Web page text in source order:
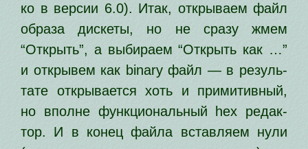
ко в вер­сии 6.0). Итак, откры­ва­ем файл
обра­за дис­ке­ты, но не сра­зу жмем
“Открыть”, а выби­ра­ем “Открыть как …”
и откры­вем как binary файл — в резуль­
та­те откры­ва­ет­ся хоть и при­ми­тив­ный,
но вполне функ­ци­о­наль­ный hex редак­
тор. И в конец фай­ла встав­ля­ем нули